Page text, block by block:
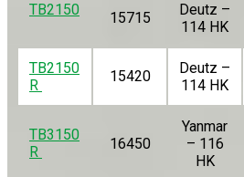
TB2150 15715
Deutz –
114 HK
TB2150
R
15420
Deutz –
114 HK
TB3150
R
16450
Yanmar
– 116
HK